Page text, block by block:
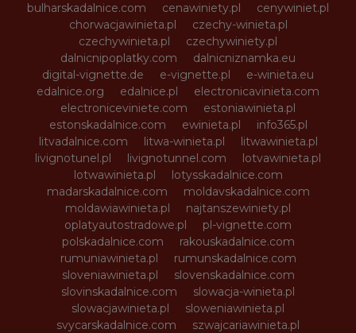
bulharskadalnice.com
cenawiniety.pl
cenywiniet.pl
chorwacjawinieta.pl
czechy-winieta.pl
czechywinieta.pl
czechywiniety.pl
dalnicnipoplatky.com
dalnicniznamka.eu
digital-vignette.de
e-vignette.pl
e-winieta.eu
edalnice.org
edalnice.pl
electronicavinieta.com
electroniceviniete.com
estoniawinieta.pl
estonskadalnice.com
ewinieta.pl
info365.pl
litvadalnice.com
litwa-winieta.pl
litwawinieta.pl
livignotunel.pl
livignotunnel.com
lotvawinieta.pl
lotwawinieta.pl
lotysskadalnice.com
madarskadalnice.com
moldavskadalnice.com
moldawiawinieta.pl
najtanszewiniety.pl
oplatyautostradowe.pl
pl-vignette.com
polskadalnice.com
rakouskadalnice.com
rumuniawinieta.pl
rumunskadalnice.com
sloveniawinieta.pl
slovenskadalnice.com
slovinskadalnice.com
slowacja-winieta.pl
slowacjawinieta.pl
sloweniawinieta.pl
svycarskadalnice.com
szwajcariawinieta.pl